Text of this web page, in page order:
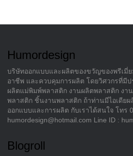
Humordesign
บริษัทออกแบบและผลิตของขวัญของพรีเมี่
อาชีพ และควบคุมการผลิต โดยวิศวกรที่มี
ผลิตแม่พิมพ์พลาสติก งานผลิตพลาสติก งา
พลาสติก ชิ้นงานพลาสติก ถ้าท่านมีไอเดีย
ออกแบบและการผลิต กับเราได้สนใจ โทร
humordesign@hotmail.com Line ID :
Blogroll